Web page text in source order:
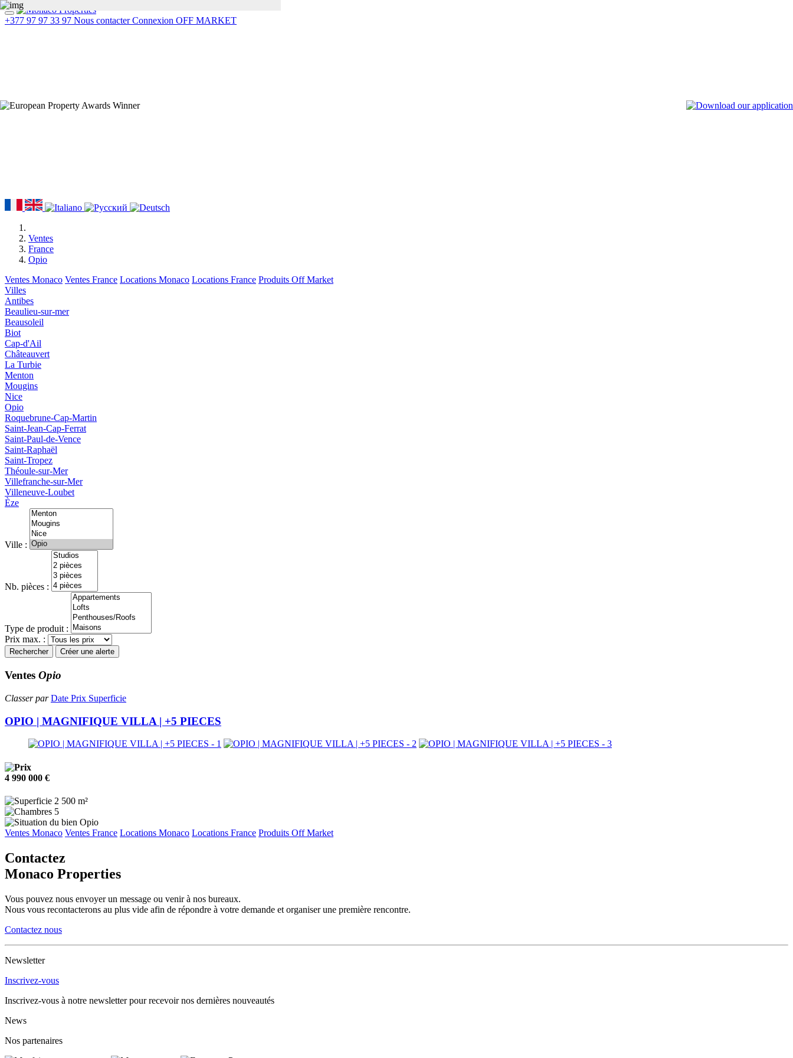
+377 97 97 33 97 Nous contacter Connexion OFF MARKET
Ventes
France
Opio
Ventes Monaco Ventes France Locations Monaco Locations France Produits Off Market
Villes
Antibes
Beaulieu-sur-mer
Beausoleil
Biot
Cap-d'Ail
Châteauvert
La Turbie
Menton
Mougins
Nice
Opio
Roquebrune-Cap-Martin
Saint-Jean-Cap-Ferrat
Saint-Paul-de-Vence
Saint-Raphaël
Saint-Tropez
Théoule-sur-Mer
Villefranche-sur-Mer
Villeneuve-Loubet
Èze
Ville :
Nb. pièces :
Type de produit :
Prix max. :
Rechercher Créer une alerte
Ventes Opio
Classer par Date Prix Superficie
OPIO | MAGNIFIQUE VILLA | +5 PIECES
4 990 000 €
2 500 m²
5
Opio
Ventes Monaco Ventes France Locations Monaco Locations France Produits Off Market
Contactez
Monaco Properties
Vous pouvez nous envoyer un message ou venir à nos bureaux.
Nous vous recontacterons au plus vide afin de répondre à votre demande et organiser une première rencontre.
Contactez nous
Newsletter
Inscrivez-vous
Inscrivez-vous à notre newsletter pour recevoir nos dernières nouveautés
News
Nos partenaires